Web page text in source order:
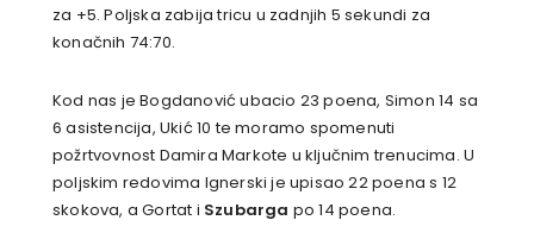
za +5. Poljska zabija tricu u zadnjih 5 sekundi za
konačnih 74:70.
Kod nas je Bogdanović ubacio 23 poena, Simon 14 sa
6 asistencija, Ukić 10 te moramo spomenuti
požrtvovnost Damira Markote u ključnim trenucima. U
poljskim redovima Ignerski je upisao 22 poena s 12
skokova, a Gortat i Szubarga po 14 poena.